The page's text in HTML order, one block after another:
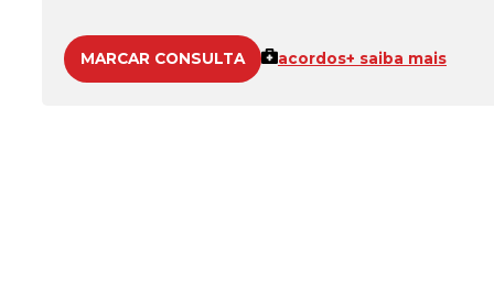
MARCAR CONSULTA acordos+ saiba mais